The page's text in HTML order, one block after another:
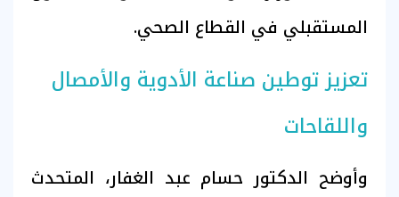
المستقبلي في القطاع الصحي.
تعزيز توطين صناعة الأدوية والأمصال
واللقاحات
وأوضح الدكتور حسام عبد الغفار، المتحدث